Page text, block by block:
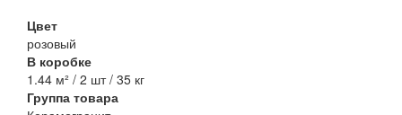
Цвет
розовый
В коробке
1.44 м² / 2 шт / 35 кг
Группа товара